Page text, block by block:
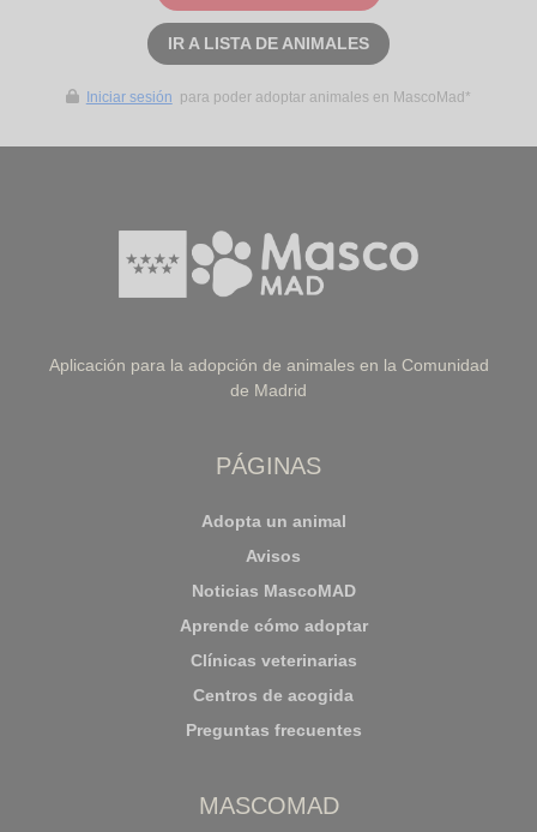
IR A LISTA DE ANIMALES
Iniciar sesión para poder adoptar animales en MascoMad*
Aplicación para la adopción de animales en la Comunidad
de Madrid
PÁGINAS
Adopta un animal
Avisos
Noticias MascoMAD
Aprende cómo adoptar
Clínicas veterinarias
Centros de acogida
Preguntas frecuentes
MASCOMAD